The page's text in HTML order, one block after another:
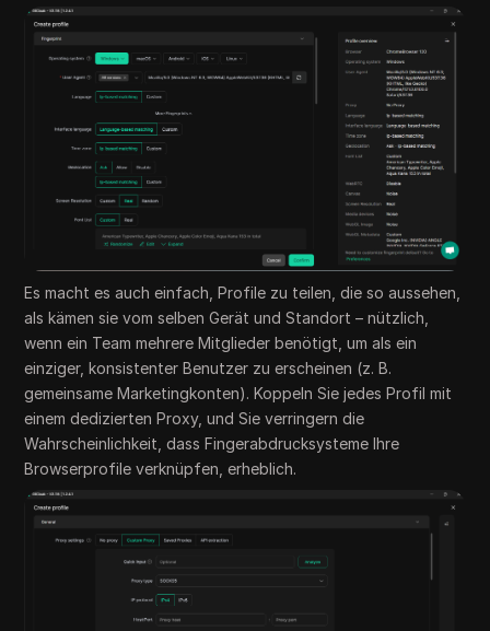
Es macht es auch einfach, Profile zu teilen, die so aussehen,
als kämen sie vom selben Gerät und Standort – nützlich,
wenn ein Team mehrere Mitglieder benötigt, um als ein
einziger, konsistenter Benutzer zu erscheinen (z. B.
gemeinsame Marketingkonten). Koppeln Sie jedes Profil mit
einem dedizierten Proxy, und Sie verringern die
Wahrscheinlichkeit, dass Fingerabdrucksysteme Ihre
Browserprofile verknüpfen, erheblich.